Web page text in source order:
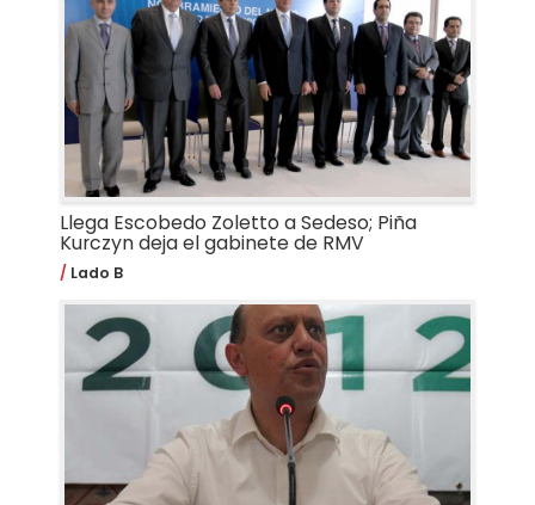
Llega Escobedo Zoletto a Sedeso; Piña
Kurczyn deja el gabinete de RMV
Lado B